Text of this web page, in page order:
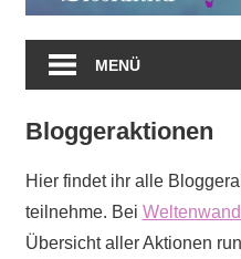
MENÜ
Bloggeraktionen
Hier findet ihr alle
teilnehme. Bei
Übersicht aller Aktionen